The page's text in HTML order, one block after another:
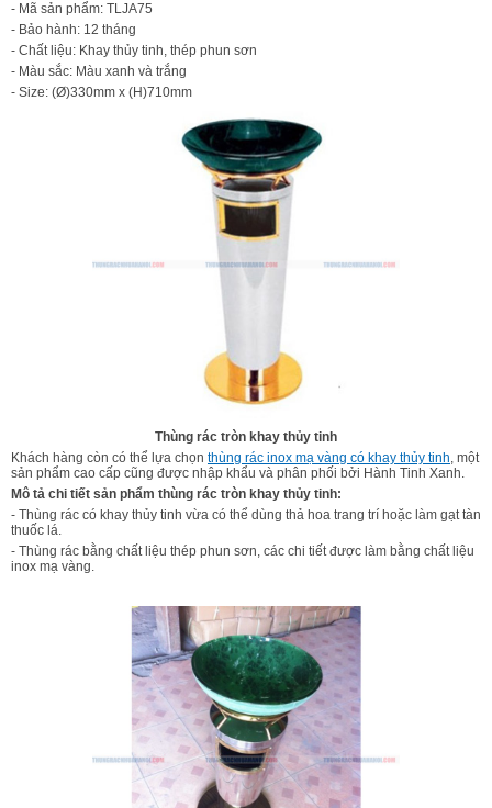
- Mã sản phẩm: TLJA75
- Bảo hành: 12 tháng
- Chất liệu: Khay thủy tinh, thép phun sơn
- Màu sắc: Màu xanh và trắng
- Size: (Ø)330mm x (H)710mm
Thùng rác tròn khay thủy tinh
Khách hàng còn có thể lựa chọn thùng rác inox mạ vàng có khay thủy tinh, một
sản phẩm cao cấp cũng được nhập khẩu và phân phối bởi Hành Tinh Xanh.
Mô tả chi tiết sản phẩm thùng rác tròn khay thủy tinh:
- Thùng rác có khay thủy tinh vừa có thể dùng thả hoa trang trí hoặc làm gạt tàn
thuốc lá.
- Thùng rác bằng chất liệu thép phun sơn, các chi tiết được làm bằng chất liệu
inox mạ vàng.